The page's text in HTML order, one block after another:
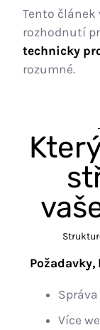
Tento
rozhodnutí
technicky
rozumné.
Požadavky,
Více